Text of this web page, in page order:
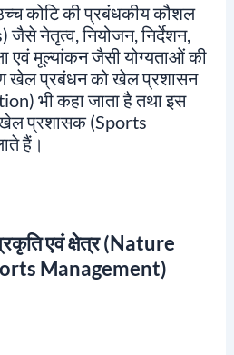
कोटि की प्रबंधकीय कौशल
नेतृत्व, नियोजन, निर्देशन,
एवं मूल्यांकन जैसी योग्यताओं की
खेल प्रबंधन को खेल प्रशासन
भी कहा जाता है तथा इस
खेल प्रशासक (Sports
हैं।
एवं क्षेत्र(Nature
Management)